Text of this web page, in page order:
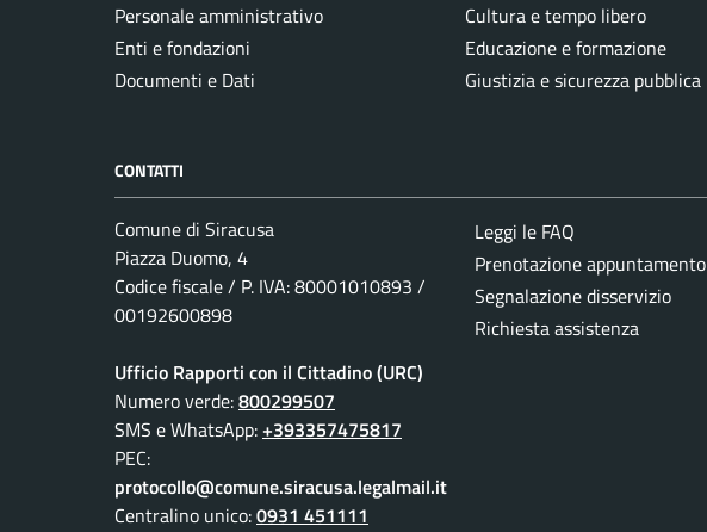
Personale amministrativo
Enti e fondazioni
Documenti e Dati
Cultura e tempo libero
Educazione e formazione
Giustizia e sicurezza pubblica
CONTATTI
Comune di Siracusa
Piazza Duomo, 4
Codice fiscale / P. IVA: 80001010893 /
00192600898
Ufficio Rapporti con il Cittadino (URC)
Numero verde:800299507
SMS e WhatsApp:+393357475817
PEC:
protocollo@comune.siracusa.legalmail.it
Centralino unico:0931 451111
Leggi le FAQ
Prenotazione appuntamento
Segnalazione disservizio
Richiesta assistenza